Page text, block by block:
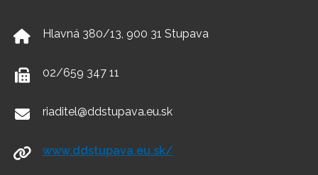
Hlavná 380/13, 900 31 Stupava
02/659 347 11
riaditel@ddstupava.eu.sk
www.ddstupava.eu.sk/